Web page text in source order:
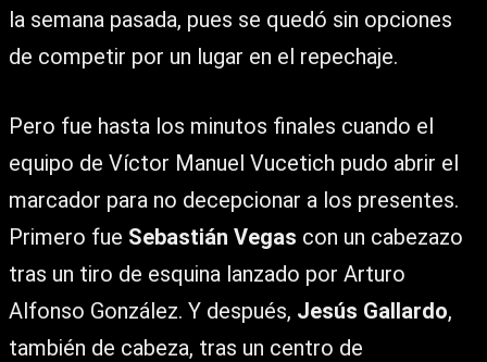
la semana pasada, pues se quedó sin opciones
de competir por un lugar en el repechaje.
Pero fue hasta los minutos finales cuando el
equipo de Víctor Manuel Vucetich pudo abrir el
marcador para no decepcionar a los presentes.
Primero fue Sebastián Vegas con un cabezazo
tras un tiro de esquina lanzado por Arturo
Alfonso González. Y después, Jesús Gallardo,
también de cabeza, tras un centro de